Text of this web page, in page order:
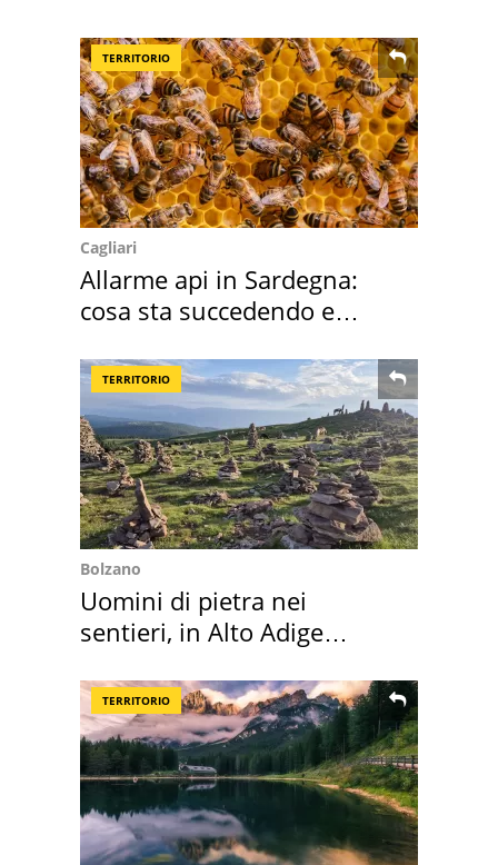
TERRITORIO
Cagliari
Allarme api in Sardegna:
cosa sta succedendo e
TERRITORIO
Bolzano
Uomini di pietra nei
sentieri, in Alto Adige
TERRITORIO